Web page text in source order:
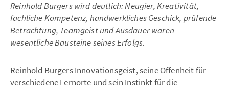
Reinhold Burgers wird deutlich: Neugier, Kreativität,
fachliche Kompetenz, handwerkliches Geschick, prüfende
Betrachtung, Teamgeist und Ausdauer waren
wesentliche Bausteine seines Erfolgs.
Reinhold Burgers Innovationsgeist, seine Offenheit für
verschiedene Lernorte und sein Instinkt für die